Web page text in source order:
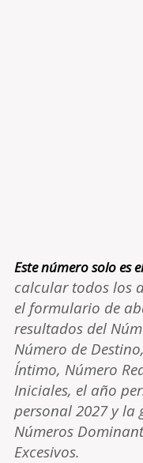
Este número solo es
calcular todos los
el formulario de
resultados del
Número de
Íntimo, Número
Iniciales, el año
personal 2027 y la
Números
Excesivos.